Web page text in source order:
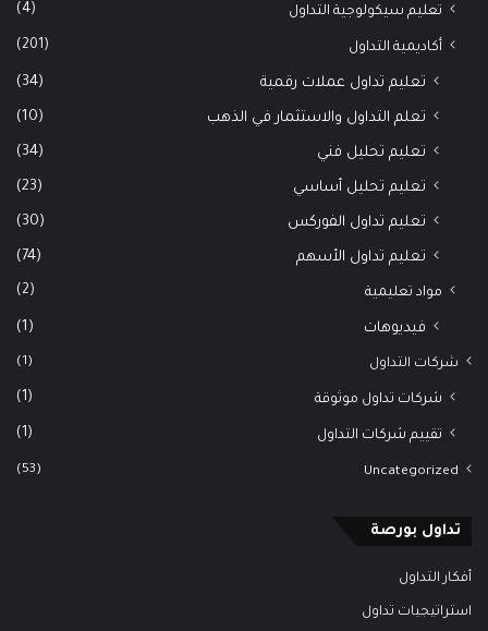
تعليم سيكولوجية التداول (4)
أكاديمية التداول (201)
تعليم تداول عملات رقمية (34)
تعلم التداول والاستثمار في الذهب (10)
تعليم تحليل فني (34)
تعليم تحليل أساسي (23)
تعليم تداول الفوركس (30)
تعليم تداول الأسهم (74)
مواد تعليمية (2)
فيديوهات (1)
شركات التداول (1)
شركات تداول موثوقة (1)
تقييم شركات التداول (1)
Uncategorized
(53)
تداول بورصة
أفكار التداول
استراتيجيات تداول